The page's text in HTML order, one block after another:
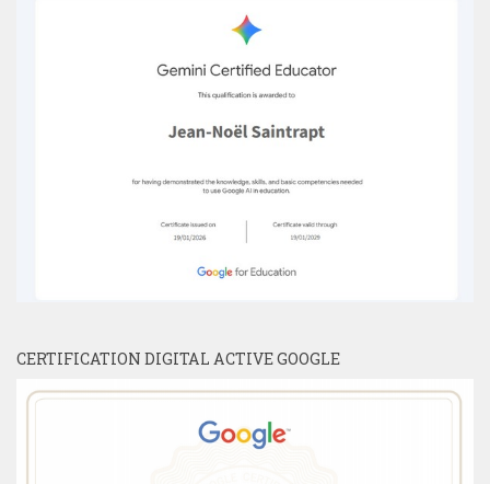
CERTIFICATION DIGITAL ACTIVE GOOGLE